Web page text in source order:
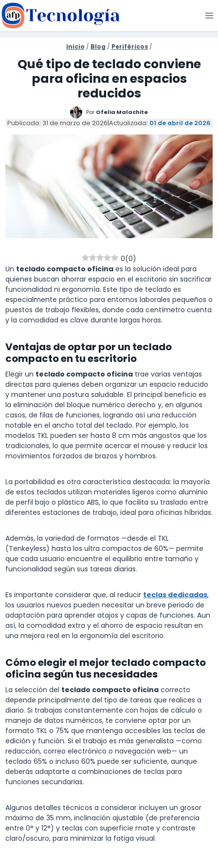
Saltar
al
contenido
Inicio / Blog / Periféricos /
Qué tipo de teclado conviene
para oficina en espacios
reducidos
Por Ofelia Malachite
Publicado: 31 de marzo de 2026|Actualizada: 01 de abril de 2026
0(0)
Un teclado compacto oficina es la solución ideal para
quienes buscan ahorrar espacio en el escritorio sin sacrificar
funcionalidad ni ergonomía. Este tipo de teclado es
especialmente práctico para entornos laborales pequeños o
puestos de trabajo flexibles, donde cada centímetro cuenta
y la comodidad es clave durante largas horas.
Ventajas de optar por un teclado
compacto en tu escritorio
Elegir un teclado compacto oficina trae varias ventajas
directas para quienes deben organizar un espacio reducido
y mantener una postura saludable. El principal beneficio es
la eliminación del bloque numérico derecho y, en algunos
casos, de filas de funciones, logrando así una reducción
notable en el ancho total del teclado. Por ejemplo, los
modelos TKL pueden ser hasta 8 cm más angostos que los
tradicionales, lo que permite acercar el mouse y reducir los
movimientos forzados de brazos y hombros.
La portabilidad es otra característica destacada: la mayoría
de estos teclados utilizan materiales ligeros como aluminio
de perfil bajo o plástico ABS, lo que facilita su traslado entre
diferentes estaciones de trabajo, ideal para oficinas híbridas.
Además, la variedad de formatos —desde el TKL
(Tenkeyless) hasta los ultra compactos de 60%— permite
que cada usuario encuentre el equilibrio entre tamaño y
funcionalidad según sus tareas diarias.
Es importante considerar que, al reducir teclas dedicadas,
los usuarios nuevos pueden necesitar un breve periodo de
adaptación para aprender atajos y capas de funciones. Aun
así, la comodidad extra y el ahorro de espacio resultan en
una mejora real en la ergonomía del escritorio.
Cómo elegir el mejor teclado compacto
oficina según tus necesidades
La selección del teclado compacto oficina correcto
depende principalmente del tipo de tareas que realices a
diario. Si trabajas constantemente con hojas de cálculo o
manejo de datos numéricos, te conviene optar por un
formato TKL o 75% que mantenga accesibles las teclas de
edición y función. Si el trabajo es más generalista —como
redacción, correo electrónico o navegación web— un
teclado 65% o incluso 60% puede ser suficiente, aunque
deberás adaptarte a combinaciones de teclas para
funciones secundarias.
Algunos detalles técnicos a considerar incluyen un grosor
máximo de 35 mm, inclinación ajustable (de preferencia
entre 0° y 12°) y teclas con superficie mate y contraste
claro/oscuro, para minimizar la fatiga visual.